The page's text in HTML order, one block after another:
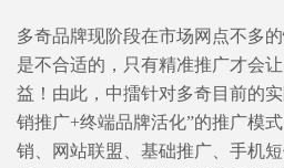
多奇品牌现阶段在市场网点不多
是不合适的，只有精准推广才会
益！由此，中擂针对多奇目前的
销推广+终端品牌活化”的推广模
销、网站联盟、基础推广、手机